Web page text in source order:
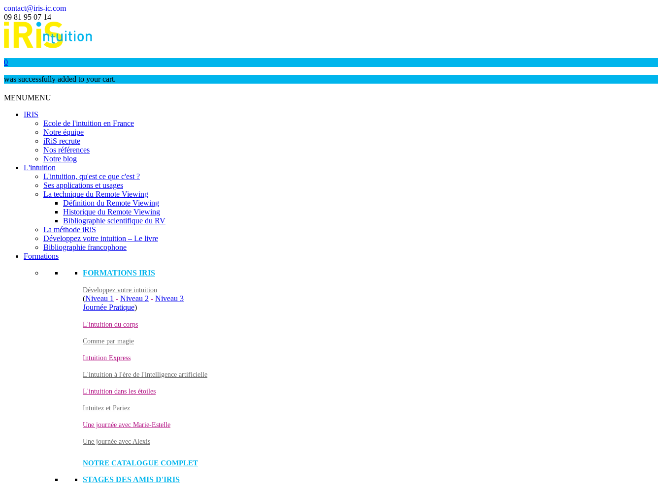
contact@iris-ic.com
09 81 95 07 14
0
was successfully added to your cart.
MENUMENU
IRIS
Ecole de l'intuition en France
Notre équipe
iRiS recrute
Nos références
Notre blog
L'intuition
L'intuition, qu'est ce que c'est ?
Ses applications et usages
La technique du Remote Viewing
Définition du Remote Viewing
Historique du Remote Viewing
Bibliographie scientifique du RV
La méthode iRiS
Développez votre intuition – Le livre
Bibliographie francophone
Formations
FORMATIONS IRIS
Développez votre intuition
(Niveau 1 - Niveau 2 - Niveau 3
Journée Pratique)
L'intuition du corps
Comme par magie
Intuition Express
L'intuition à l'ère de l'intelligence artificielle
L'intuition dans les étoiles
Intuitez et Pariez
Une journée avec Marie-Estelle
Une journée avec Alexis
NOTRE CATALOGUE COMPLET
STAGES DES AMIS D'IRIS